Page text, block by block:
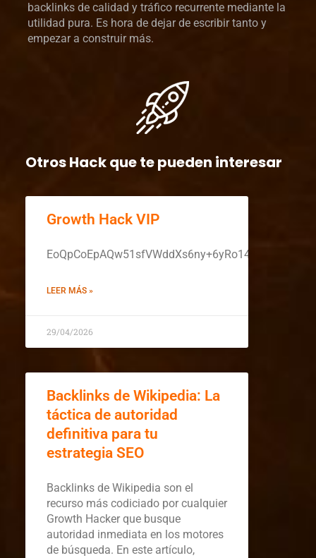
backlinks de calidad y tráfico recurrente mediante la
utilidad pura. Es hora de dejar de escribir tanto y
empezar a construir más.
Otros Hack que te pueden interesar
Growth Hack VIP
EoQpCoEpAQw51sfVWddXs6ny+6yRo14Ca/
LEER MÁS »
29/04/2026
Backlinks de Wikipedia: La
táctica de autoridad
definitiva para tu
estrategia SEO
Backlinks de Wikipedia son el
recurso más codiciado por cualquier
Growth Hacker que busque
autoridad inmediata en los motores
de búsqueda. En este artículo,